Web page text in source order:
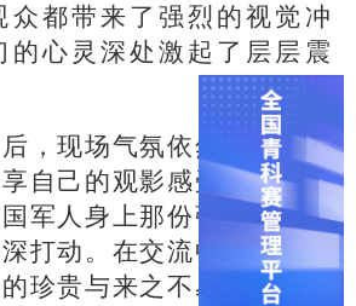
众都带来了强烈的视觉冲
的心灵深处激起了层层震
现场气氛依然热烈。大
自己的观影感受，一致表
军人身上那份强烈的使命
打动。在交流中，大家深
珍贵与来之不易，也更加